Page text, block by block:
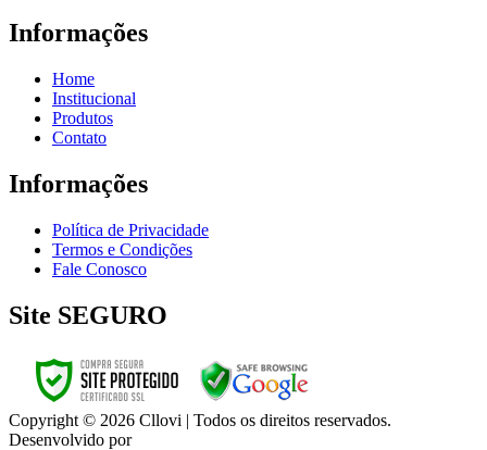
Informações
Home
Institucional
Produtos
Contato
Informações
Política de Privacidade
Termos e Condições
Fale Conosco
Site SEGURO
Copyright © 2026 Cllovi | Todos os direitos reservados.
Desenvolvido por